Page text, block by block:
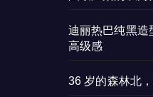
迪丽热巴纯黑造
高级感
36 岁的森林北